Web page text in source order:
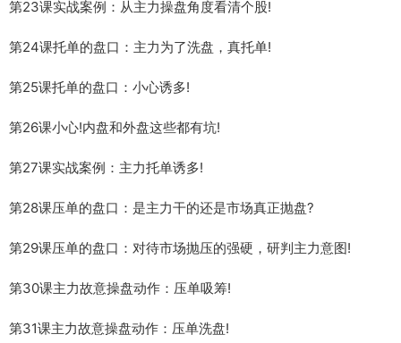
第23课实战案例：从主力操盘角度看清个股!
第24课托单的盘口：主力为了洗盘，真托单!
第25课托单的盘口：小心诱多!
第26课小心!内盘和外盘这些都有坑!
第27课实战案例：主力托单诱多!
第28课压单的盘口：是主力干的还是市场真正抛盘?
第29课压单的盘口：对待市场抛压的强硬，研判主力意图!
第30课主力故意操盘动作：压单吸筹!
第31课主力故意操盘动作：压单洗盘!